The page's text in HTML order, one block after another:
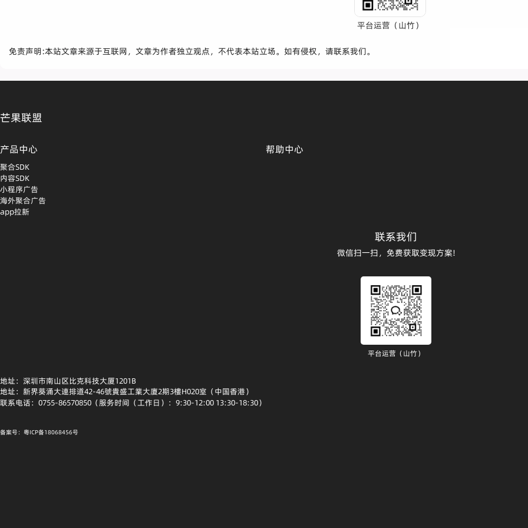
平台运营（山竹）
免责声明:本站文章来源于互联网，文章为作者独立观点，不代表本站立场。如有侵权，请联系我们。
芒果联盟
产品中心
聚合SDK
内容SDK
小程序广告
海外聚合广告
app拉新
帮助中心
联系我们
微信扫一扫，免费获取变现方案!
平台运营（山竹）
地址：深圳市南山区比克科技大厦1201B
地址：新界葵涌大連排道42-46號貴盛工業大廈2期3樓H020室（中国香港）
联系电话：0755-86570850（服务时间（工作日）：9:30-12:00 13:30-18:30）
备案号：粤ICP备18068456号